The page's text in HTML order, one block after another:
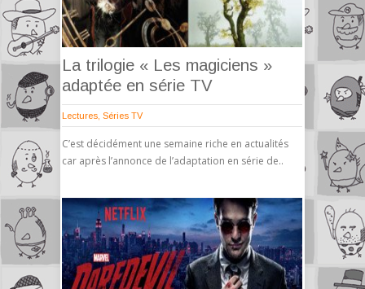
La trilogie « Les magiciens »
adaptée en série TV
Lectures Séries TV
C’est décidément une semaine riche en actualités
car après l’annonce de l’adaptation en série de..